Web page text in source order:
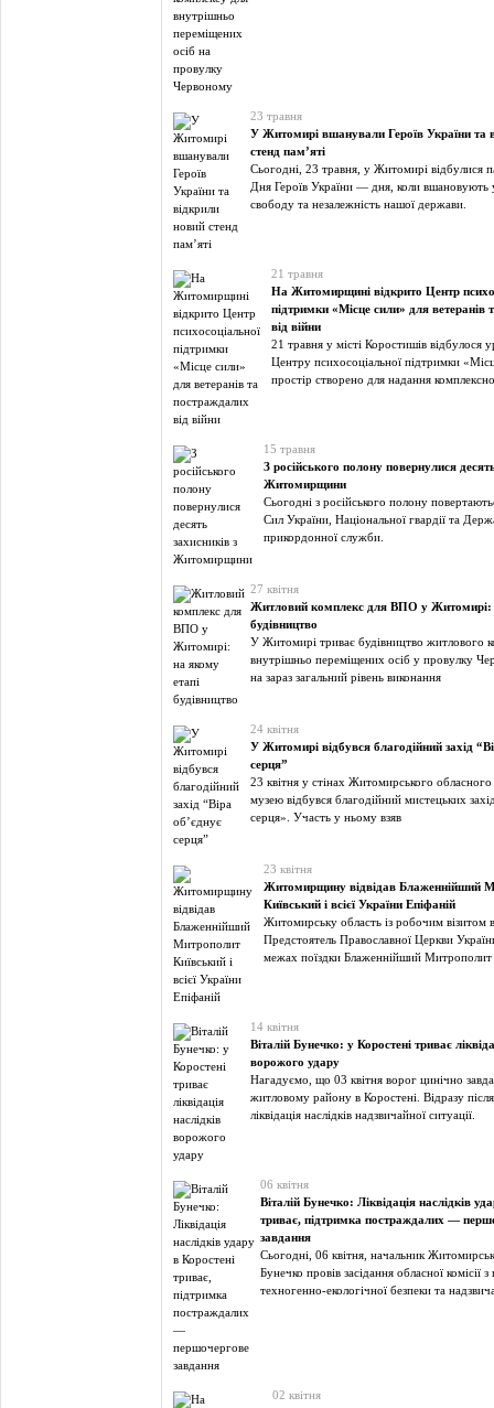
23 травня
У Житомирі вшанували Героїв України та
стенд пам’яті
Сьогодні, 23 травня, у Житомирі відбулися
Дня Героїв України — дня, коли вшановують
свободу та незалежність нашої держави.
21 травня
На Житомирщині відкрито Центр
підтримки «Місце сили» для ветеранів
від війни
21 травня у місті Коростишів відбулося
Центру психосоціальної підтримки
простір створено для надання
15 травня
З російського полону повернулися
Житомирщини
Сьогодні з російського полону
Сил України, Національної гвардії та
прикордонної служби.
27 квітня
Житловий комплекс для ВПО у Житомирі:
будівництво
У Житомирі триває будівництво житлового
внутрішньо переміщених осіб у провулку
на зараз загальний рівень виконання
24 квітня
У Житомирі відбувся благодійний захід
серця”
23 квітня у стінах Житомирського обласного
музею відбувся благодійний мистецьких
серця». Участь у ньому взяв
23 квітня
Житомирщину відвідав Блаженнійший
Київський і всієї України Епіфаній
Житомирську область із робочим візитом
Предстоятель Православної Церкви
межах поїздки Блаженнійший Митрополит
14 квітня
Віталій Бунечко: у Коростені триває
ворожого удару
Нагадуємо, що 03 квітня ворог цинічно
житловому району в Коростені. Відразу
ліквідація наслідків надзвичайної ситуації.
06 квітня
Віталій Бунечко: Ліквідація наслідків
триває, підтримка постраждалих —
завдання
Сьогодні, 06 квітня, начальник
Бунечко провів засідання обласної комісії з
техногенно-екологічної безпеки та
02 квітня